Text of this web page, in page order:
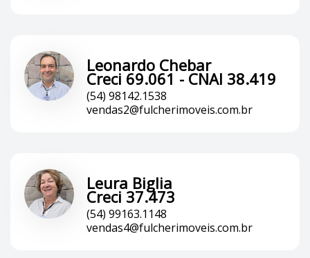
Leonardo Chebar
Creci 69.061 - CNAI 38.419
(54) 98142.1538
vendas2@fulcherimoveis.com.br
Leura Biglia
Creci 37.473
(54) 99163.1148
vendas4@fulcherimoveis.com.br